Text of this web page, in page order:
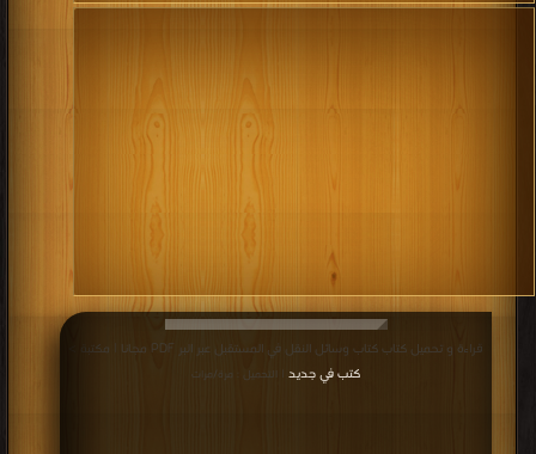
قراءة و تحميل كتاب كتاب وسائل النقل في المستقبل عبر البر PDF مجانا | مكتبة >
كتب في جديد | التحميل : مرة/مرات